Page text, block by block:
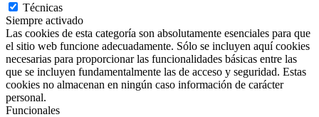
Técnicas
Siempre activado
Las cookies de esta categoría son absolutamente esenciales para que
el sitio web funcione adecuadamente. Sólo se incluyen aquí cookies
necesarias para proporcionar las funcionalidades básicas entre las
que se incluyen fundamentalmente las de acceso y seguridad. Estas
cookies no almacenan en ningún caso información de carácter
personal.
Funcionales